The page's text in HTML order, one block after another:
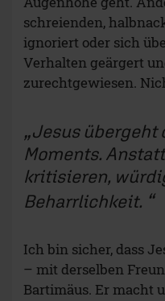
schreienden,
ignoriert oder sich
Verhalten geärgert
zurechtgewiesen.
Jesus übergeht
Moments.
kritisieren,
Beharrlichkeit.
Ich bin sicher, dass
– mit derselben
Bartimäus. Er macht